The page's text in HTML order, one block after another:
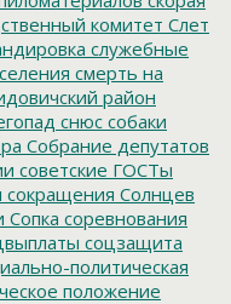
комитет Слет
служебные
смерть на
район
снюс собаки
Собрание депутатов
советские ГОСТы
сокращения Солнцев
Сопка соревнования
соцзащита
политическая
положение